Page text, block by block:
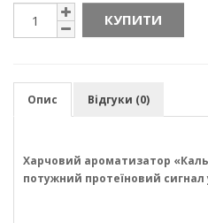
КУПИТИ
Опис Відгуки (0)
Харчовий ароматизатор
потужний протеїновий сигнал